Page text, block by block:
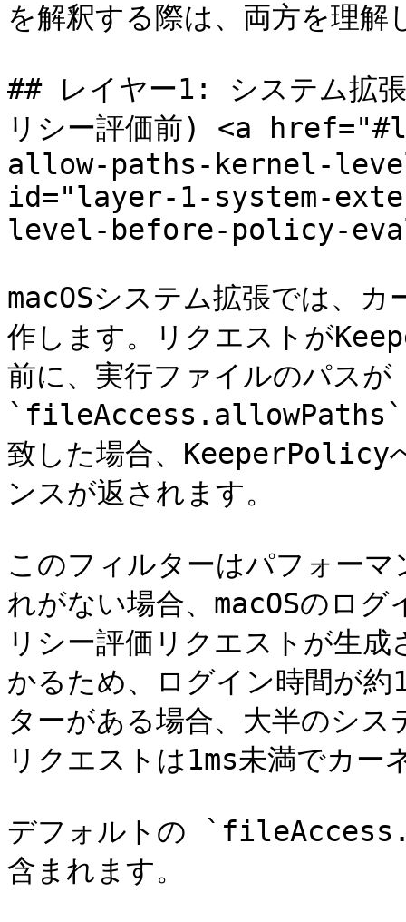
を解釈する際は、両方を理
## レイヤー1: システム拡
リシー評価前) <a
allow-paths-kernel-
id="layer-1-system-
level-before-policy-
macOSシステム拡張では、
作します。リクエストが
前に、実行ファイルのパ
`fileAccess.allowPaths`
致した場合、KeeperPolicy
ンスが返されます。
このフィルターはパフォー
れがない場合、macOSのロ
リシー評価リクエストが生
かるため、ログイン時間が
ターがある場合、大半のシ
リクエストは1ms未満でカー
デフォルトの
含まれます。